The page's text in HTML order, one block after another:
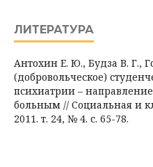
ЛИТЕРАТУРА
Антохин Е. Ю., Будза В. Г.,
(добровольческое)
психиатрии –
больным // Социальная и
2011. т. 24, № 4. с. 65-78.